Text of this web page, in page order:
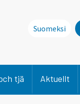
Suomeksi
tjä Aktuellt